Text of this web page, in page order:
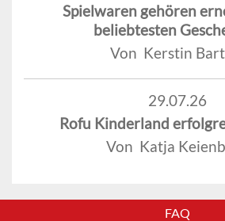
Spielwaren gehören
beliebtesten
Von Kerstin
29.07.26
Rofu Kinderland
Von Katja
FAQ